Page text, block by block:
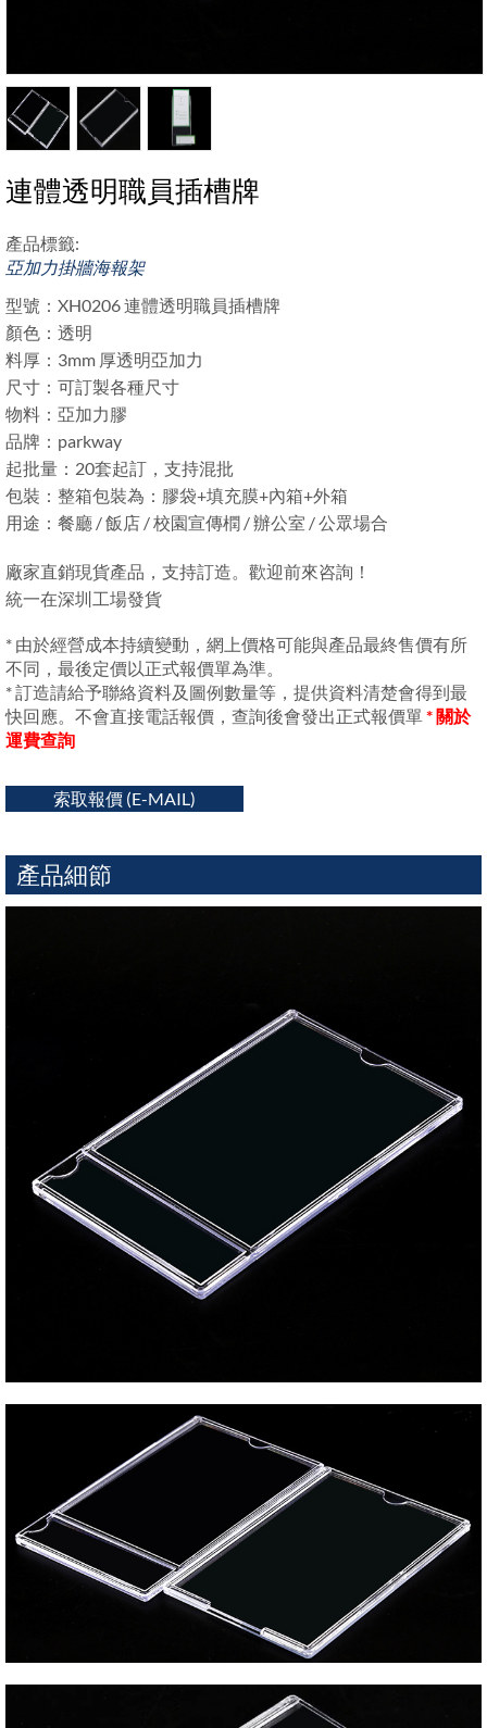
連體透明職員插槽牌
產品標籤:
亞加力掛牆海報架
型號：XH0206 連體透明職員插槽牌
顏色：透明
料厚：3mm 厚透明亞加力
尺寸：可訂製各種尺寸
物料：亞加力膠
品牌：parkway
起批量：20套起訂，支持混批
包裝：整箱包裝為：膠袋+填充膜+內箱+外箱
用途：餐廳 / 飯店 / 校園宣傳橍 / 辦公室 / 公眾場合
廠家直銷現貨產品，支持訂造。歡迎前來咨詢！
統一在深圳工場發貨
* 由於經營成本持續變動，網上價格可能與產品最終售價有所
不同，最後定價以正式報價單為準。
* 訂造請給予聯絡資料及圖例數量等，提供資料清楚會得到最
快回應。不會直接電話報價，查詢後會發出正式報價單* 關於
運費查詢
索取報價 (E-MAIL)
產品細節